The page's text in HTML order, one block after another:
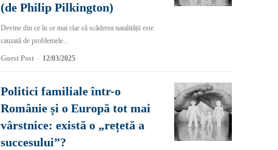
(de Philip Pilkington)
Devine din ce în ce mai clar că scăderea natalității este
cauzată de problemele...
Guest Post - 12/03/2025
Politici familiale într-o
Românie și o Europă tot mai
vârstnice: există o „rețetă a
succesului”?